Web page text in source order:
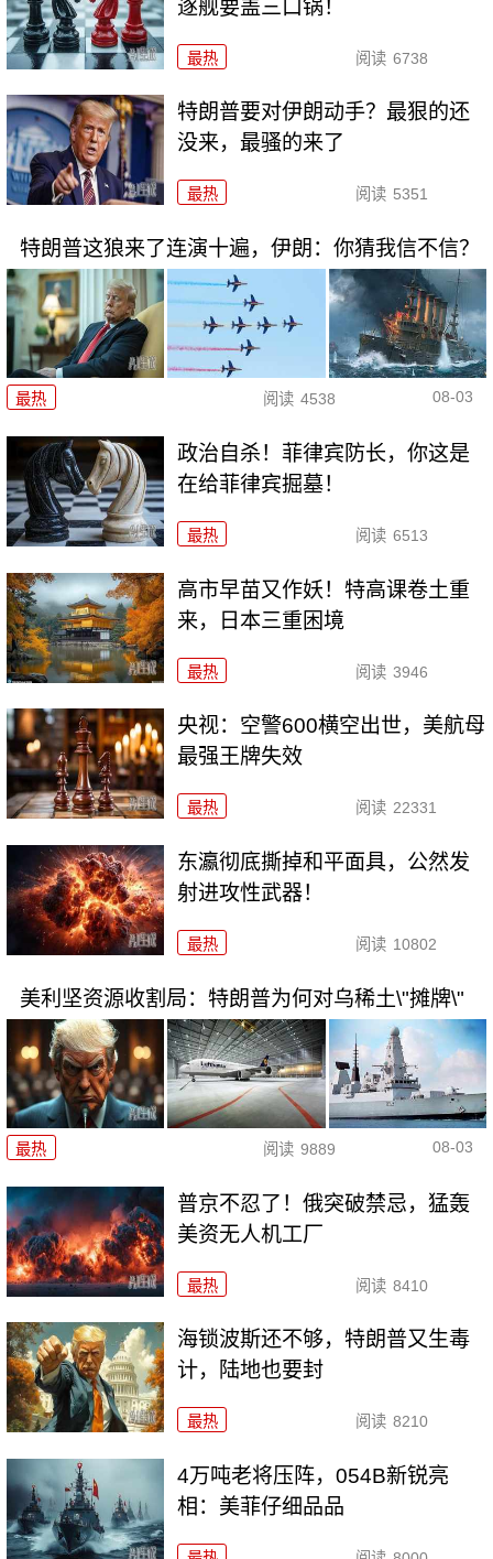
逐舰要盖三口锅！
最热 阅读 6738
特朗普要对伊朗动手？最狠的还
没来，最骚的来了
最热 阅读 5351
特朗普这狼来了连演十遍，伊朗：你猜我信不信？
最热 阅读 4538 08-03
政治自杀！菲律宾防长，你这是
在给菲律宾掘墓！
最热 阅读 6513
高市早苗又作妖！特高课卷土重
来，日本三重困境
最热 阅读 3946
央视：空警600横空出世，美航母
最强王牌失效
最热 阅读 22331
东瀛彻底撕掉和平面具，公然发
射进攻性武器！
最热 阅读 10802
美利坚资源收割局：特朗普为何对乌稀土\"摊牌\"
最热 阅读 9889 08-03
普京不忍了！俄突破禁忌，猛轰
美资无人机工厂
最热 阅读 8410
海锁波斯还不够，特朗普又生毒
计，陆地也要封
最热 阅读 8210
4万吨老将压阵，054B新锐亮
相：美菲仔细品品